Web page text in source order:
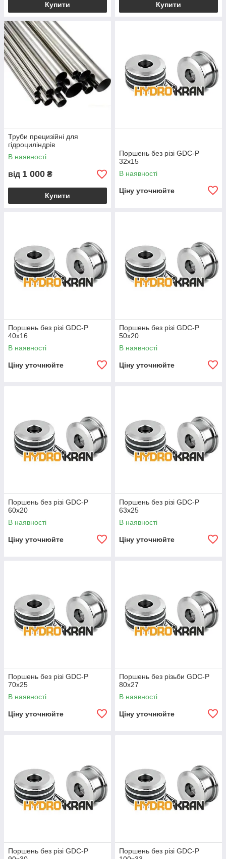
Купити Купити
Труби прецизійні для
гідроциліндрів
В наявності
від 1 000 ₴
Купити
Поршень без різі GDC-P
32x15
В наявності
Ціну уточнюйте
Поршень без різі GDC-P
40x16
В наявності
Ціну уточнюйте
Поршень без різі GDC-P
50x20
В наявності
Ціну уточнюйте
Поршень без різі GDC-P
60x20
В наявності
Ціну уточнюйте
Поршень без різі GDC-P
63x25
В наявності
Ціну уточнюйте
Поршень без різі GDC-P
70x25
В наявності
Ціну уточнюйте
Поршень без різьби GDC-P
80x27
В наявності
Ціну уточнюйте
Поршень без різі GDC-P
Поршень без різі GDC-P